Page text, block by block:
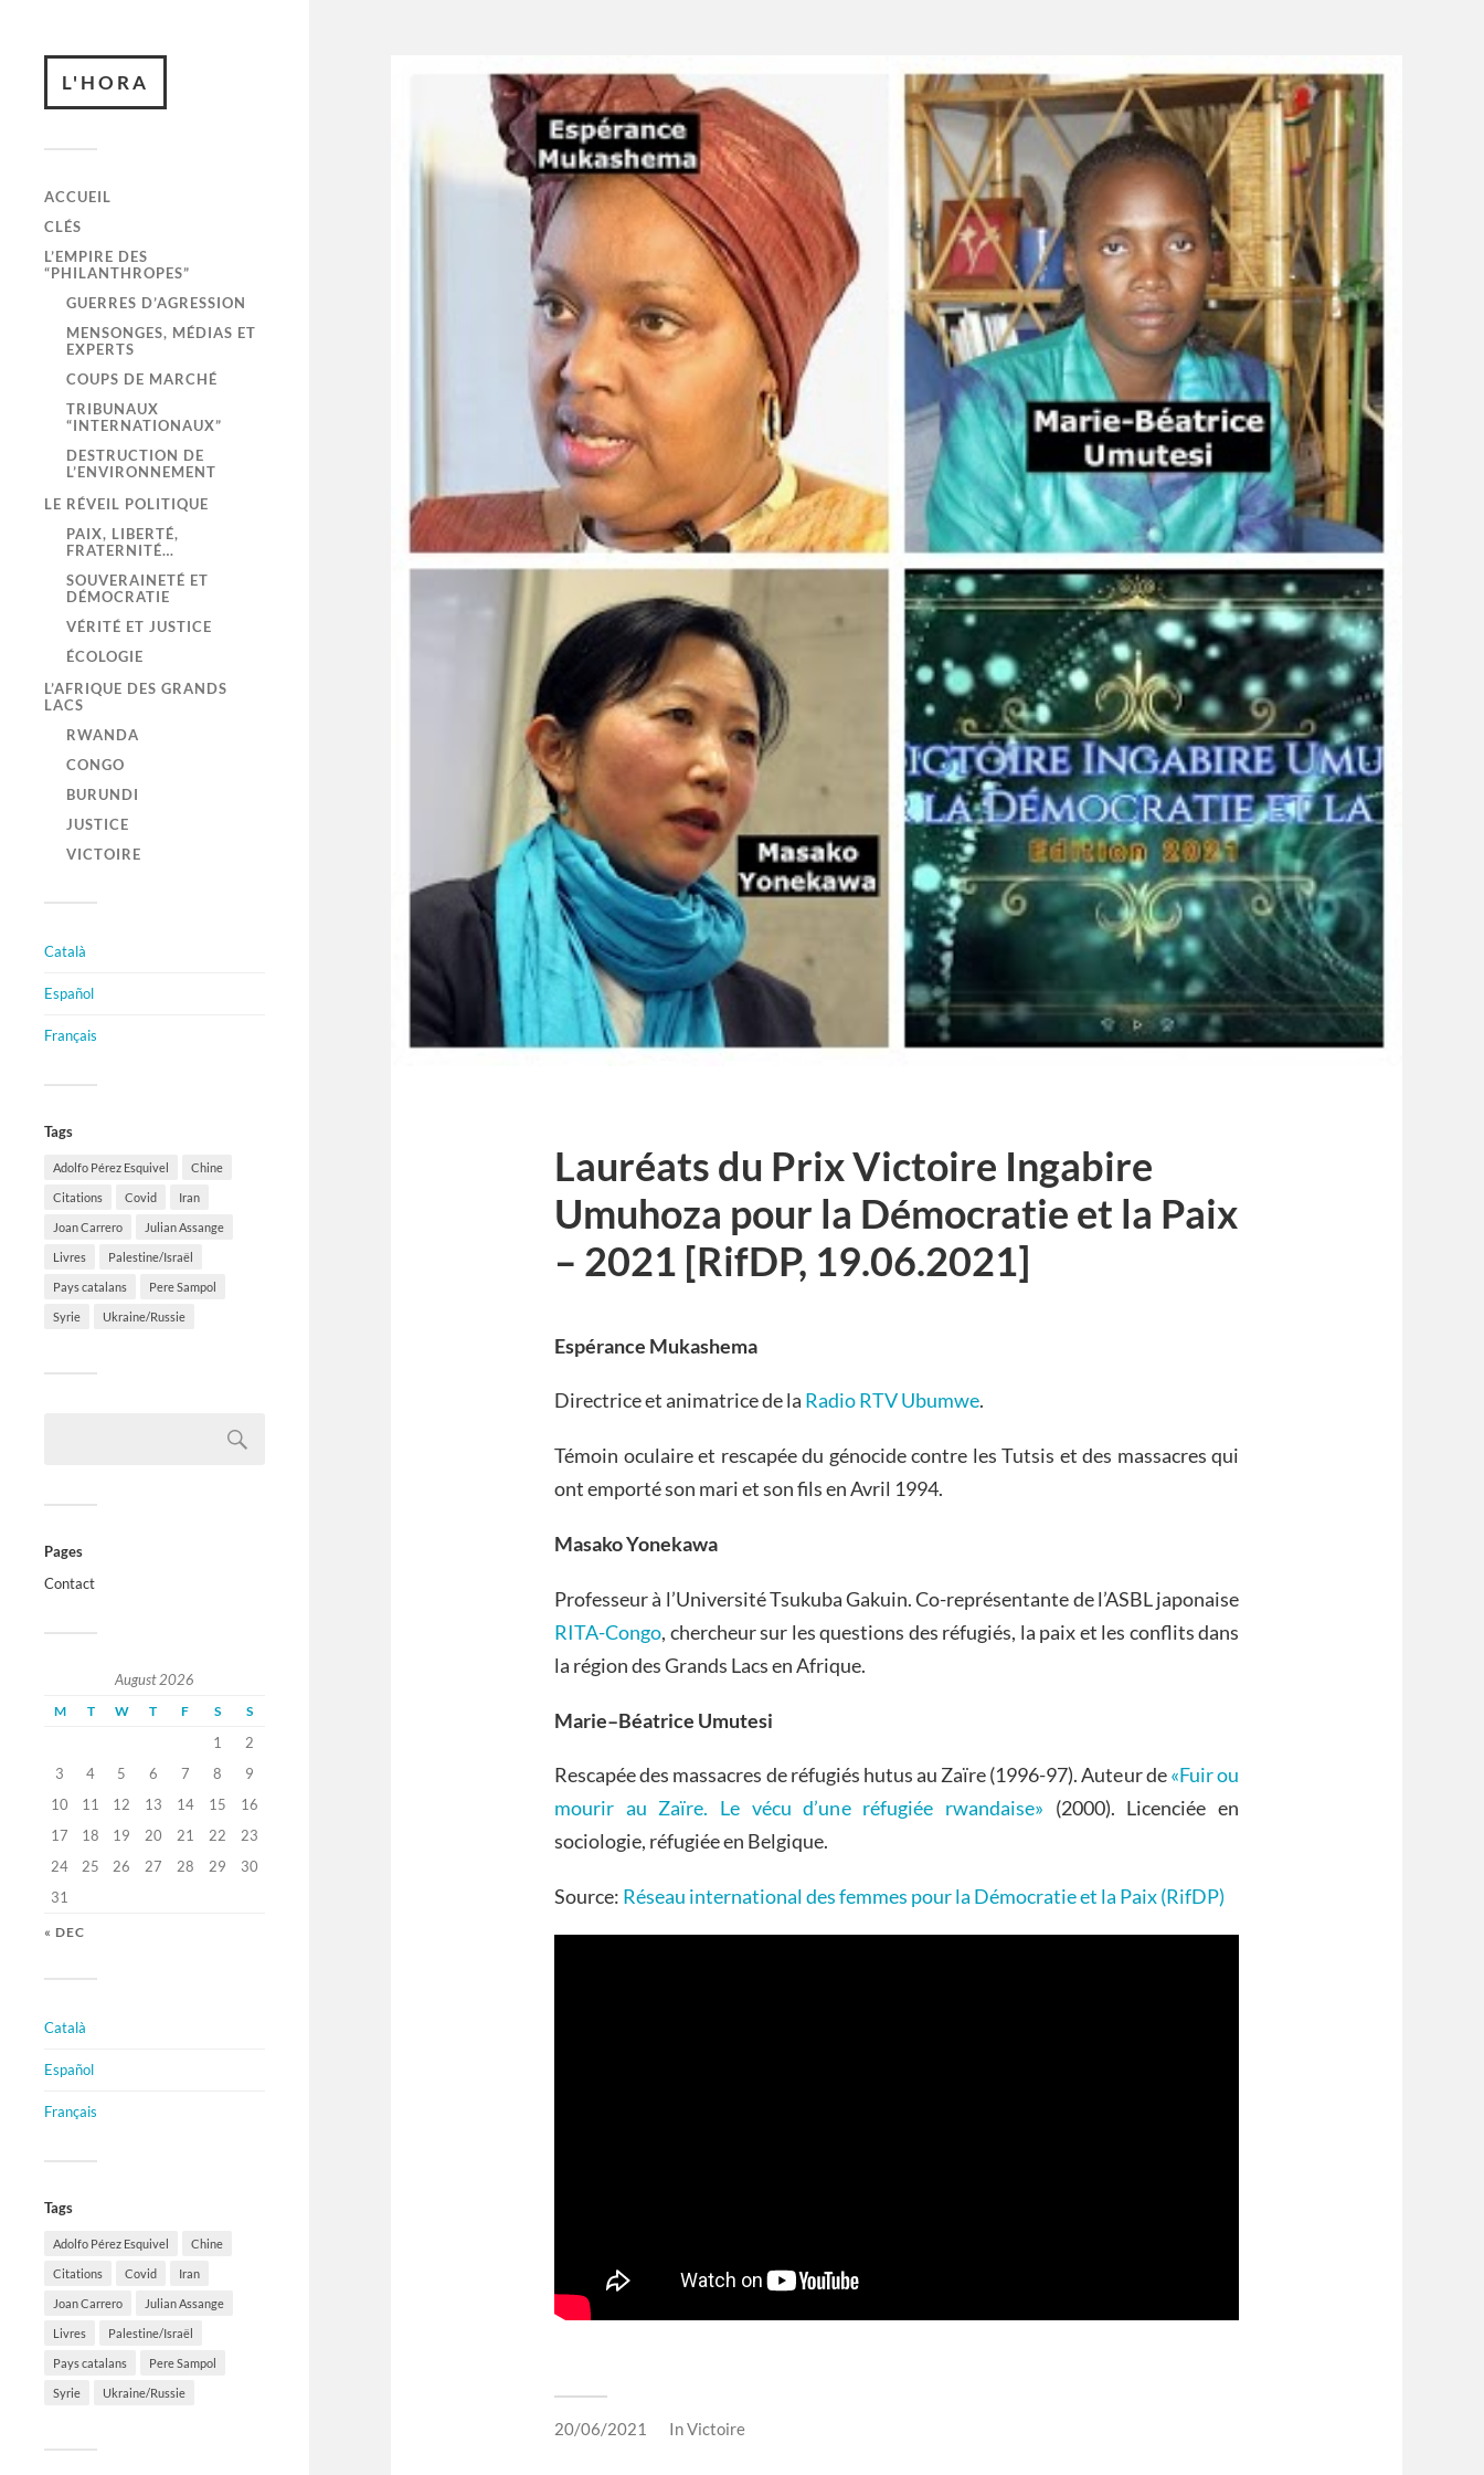
L'HORA
ACCUEIL
CLÉS
L’EMPIRE DES
“PHILANTHROPES”
GUERRES D’AGRESSION
MENSONGES, MÉDIAS ET
EXPERTS
COUPS DE MARCHÉ
TRIBUNAUX
“INTERNATIONAUX”
DESTRUCTION DE
L’ENVIRONNEMENT
LE RÉVEIL POLITIQUE
PAIX, LIBERTÉ,
FRATERNITÉ…
SOUVERAINETÉ ET
DÉMOCRATIE
VÉRITÉ ET JUSTICE
ÉCOLOGIE
L’AFRIQUE DES GRANDS
LACS
RWANDA
CONGO
BURUNDI
JUSTICE
VICTOIRE
Català
Español
Français
Tags
Adolfo Pérez Esquivel Chine
Citations Covid Iran
Joan Carrero Julian Assange
Livres Palestine/Israël
Pays catalans Pere Sampol
Syrie Ukraine/Russie
Pages
Contact
August 2026
M T W T F S S
1
2
3
4 5 6 7 8
9
10
11 12 13 14 15
16
17
18 19 20 21 22
23
24
25 26 27 28 29
30
31
« DEC
Català
Español
Français
Tags
Adolfo Pérez Esquivel Chine
Citations Covid Iran
Joan Carrero Julian Assange
Livres Palestine/Israël
Pays catalans Pere Sampol
Syrie Ukraine/Russie
Lauréats du Prix Victoire Ingabire
Umuhoza pour la Démocratie et la Paix
– 2021 [RifDP, 19.06.2021]
Espérance Mukashema
Directrice et animatrice de la Radio RTV Ubumwe.
Témoin oculaire et rescapée du génocide contre les Tutsis et des massacres qui
ont emporté son mari et son fils en Avril 1994.
Masako Yonekawa
Professeur à l’Université Tsukuba Gakuin. Co-représentante de l’ASBL japonaise
RITA-Congo, chercheur sur les questions des réfugiés, la paix et les conflits dans
la région des Grands Lacs en Afrique.
Marie–Béatrice Umutesi
Rescapée des massacres de réfugiés hutus au Zaïre (1996-97). Auteur de«Fuir ou
mourir au Zaïre. Le vécu d’une réfugiée rwandaise» (2000). Licenciée en
sociologie, réfugiée en Belgique.
Source: Réseau international des femmes pour la Démocratie et la Paix (RifDP)
20/06/2021 InVictoire